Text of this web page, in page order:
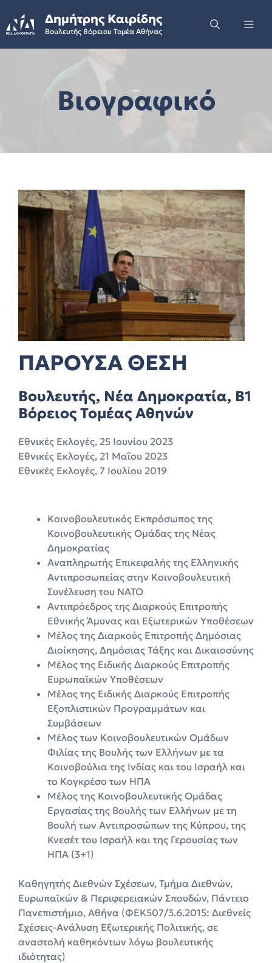
to
content
Δημήτρης Καιρίδης
Βουλευτής Βόρειου Τομέα Αθήνας
Βιογραφικό
ΠΑΡΟΥΣΑ ΘΕΣΗ
Βουλευτής, Νέα Δημοκρατία, Β1
Βόρειος Τομέας Αθηνών
Εθνικές Εκλογές, 25 Ιουνίου 2023
Εθνικές Εκλογές, 21 Μαΐου 2023
Εθνικές Εκλογές, 7 Ιουλίου 2019
Κοινοβουλευτικός Εκπρόσωπος της
Κοινοβουλευτικής Ομάδας της Νέας
Δημοκρατίας
Αναπληρωτής Επικεφαλής της Ελληνικής
Αντιπροσωπείας στην Κοινοβουλευτική
Συνέλευση του ΝΑΤΟ
Αντιπρόεδρος της Διαρκούς Επιτροπής
Εθνικής Άμυνας και Εξωτερικών Υποθέσεων
Μέλος της Διαρκούς Επιτροπής Δημόσιας
Διοίκησης, Δημόσιας Τάξης και Δικαιοσύνης
Μέλος της Ειδικής Διαρκούς Επιτροπής
Ευρωπαϊκών Υποθέσεων
Μέλος της Ειδικής Διαρκούς Επιτροπής
Εξοπλιστικών Προγραμμάτων και
Συμβάσεων
Μέλος των Κοινοβουλευτικών Ομάδων
Φιλίας της Βουλής των Ελλήνων με τα
Κοινοβούλια της Ινδίας και του Ισραήλ και
το Κογκρέσο των ΗΠΑ
Μέλος της Κοινοβουλευτικής Ομάδας
Εργασίας της Βουλής των Ελλήνων με τη
Βουλή των Αντιπροσώπων της Κύπρου, της
Κνεσέτ του Ισραήλ και της Γερουσίας των
ΗΠΑ (3+1)
Καθηγητής Διεθνών Σχέσεων, Τμήμα Διεθνών,
Ευρωπαϊκών & Περιφερειακών Σπουδών, Πάντειο
Πανεπιστήμιο, Αθήνα (ΦΕΚ507/3.6.2015: Διεθνείς
Σχέσεις-Ανάλυση Εξωτερικής Πολιτικής, σε
αναστολή καθηκόντων λόγω βουλευτικής
ιδιότητας)